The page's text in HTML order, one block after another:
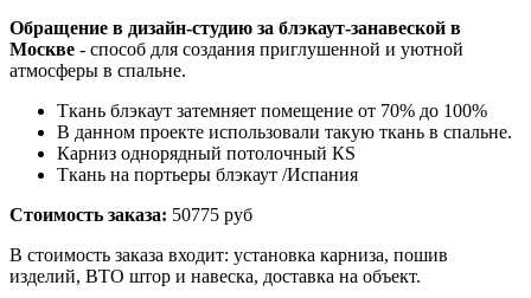
Обращение в дизайн-студию за блэкаут-занавеской в
Москве - способ для создания приглушенной и уютной
атмосферы в спальне.
Ткань блэкаут затемняет помещение от 70% до 100%
В данном проекте использовали такую ткань в спальне.
Карниз однорядный потолочный КS
Ткань на портьеры блэкаут /Испания
Стоимость заказа: 50775 руб
В стоимость заказа входит: установка карниза, пошив
изделий, ВТО штор и навеска, доставка на объект.